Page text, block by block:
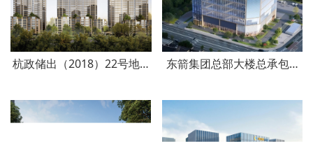
杭政储出（2018）22号地块住宅（设配套公建）项目
东箭集团总部大楼总承包项目